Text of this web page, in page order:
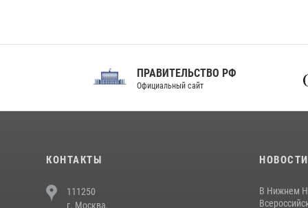
ПРАВИТЕЛЬСТВО РФ
Официальный сайт
КОНТАКТЫ
111250
г. Москва,
НОВОСТИ
В Нижнем